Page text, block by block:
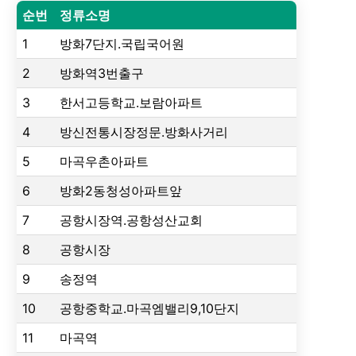
순번
정류소명
1
방화7단지.국립국어원
2
방화역3번출구
3
한서고등학교.보람아파트
4
방신전통시장정문.방화사거리
5
마곡우촌아파트
6
방화2동청성아파트앞
7
공항시장역.공항성산교회
8
공항시장
9
송정역
10
공항중학교.마곡엠밸리9,10단지
11
마곡역